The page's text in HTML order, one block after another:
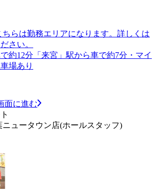
らは勤務エリアになります。詳しくは
さい。
約12分「来宮」駅から車で約7分・マイ
場あり
面に進む
ュータウン店(ホールスタッフ)